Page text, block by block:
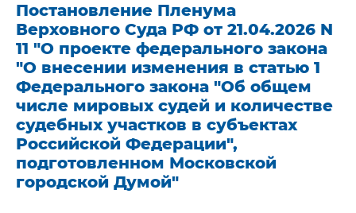
Постановление Пленума
Верховного Суда РФ от 21.04.2026 N
11 "О проекте федерального закона
"О внесении изменения в статью 1
Федерального закона "Об общем
числе мировых судей и количестве
судебных участков в субъектах
Российской Федерации",
подготовленном Московской
городской Думой"